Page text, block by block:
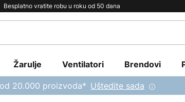
Besplatno vratite robu u roku od 50 dana
Žarulje Ventilatori Brendovi
20.000 proizvoda* Uštedite sada